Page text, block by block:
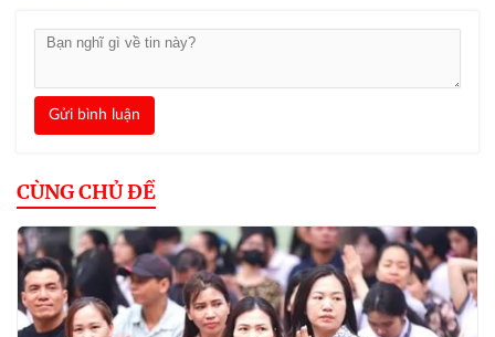
Gửi bình luận
CÙNG CHỦ ĐỀ